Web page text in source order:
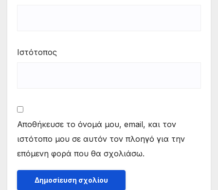
Ιστότοπος
Αποθήκευσε το όνομά μου, email, και τον
ιστότοπο μου σε αυτόν τον πλοηγό για την
επόμενη φορά που θα σχολιάσω.